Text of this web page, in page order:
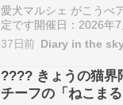
愛犬マルシェ がこうべ
定です開催日：2026年
15:30場所：こうべア
ー農業公園)室内エリア
兵庫県神戸市西区押部
場料：無料 駐車場も無
37日前 Diary in the
????️ きょうの猫界
チーフの「ねこまる